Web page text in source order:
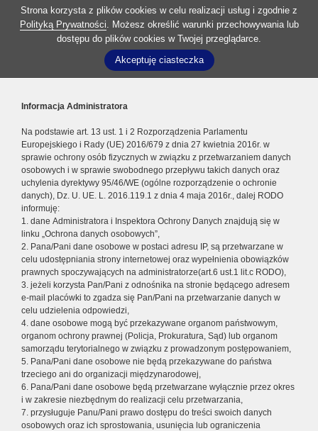
Strona korzysta z plików cookies w celu realizacji usług i zgodnie z
Polityką Prywatności. Możesz określić warunki przechowywania lub
dostępu do plików cookies w Twojej przeglądarce.
Akceptuję ciasteczka
Informacja Administratora
Na podstawie art. 13 ust. 1 i 2 Rozporządzenia Parlamentu
Europejskiego i Rady (UE) 2016/679 z dnia 27 kwietnia 2016r. w
sprawie ochrony osób fizycznych w związku z przetwarzaniem danych
osobowych i w sprawie swobodnego przepływu takich danych oraz
uchylenia dyrektywy 95/46/WE (ogólne rozporządzenie o ochronie
danych), Dz. U. UE. L. 2016.119.1 z dnia 4 maja 2016r., dalej RODO
informuję:
1. dane Administratora i Inspektora Ochrony Danych znajdują się w
linku „Ochrona danych osobowych”,
2. Pana/Pani dane osobowe w postaci adresu IP, są przetwarzane w
celu udostępniania strony internetowej oraz wypełnienia obowiązków
prawnych spoczywających na administratorze(art.6 ust.1 lit.c RODO),
3. jeżeli korzysta Pan/Pani z odnośnika na stronie będącego adresem
e-mail placówki to zgadza się Pan/Pani na przetwarzanie danych w
celu udzielenia odpowiedzi,
4. dane osobowe mogą być przekazywane organom państwowym,
organom ochrony prawnej (Policja, Prokuratura, Sąd) lub organom
samorządu terytorialnego w związku z prowadzonym postępowaniem,
5. Pana/Pani dane osobowe nie będą przekazywane do państwa
trzeciego ani do organizacji międzynarodowej,
6. Pana/Pani dane osobowe będą przetwarzane wyłącznie przez okres
i w zakresie niezbędnym do realizacji celu przetwarzania,
7. przysługuje Panu/Pani prawo dostępu do treści swoich danych
osobowych oraz ich sprostowania, usunięcia lub ograniczenia